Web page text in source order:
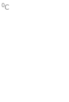
0C